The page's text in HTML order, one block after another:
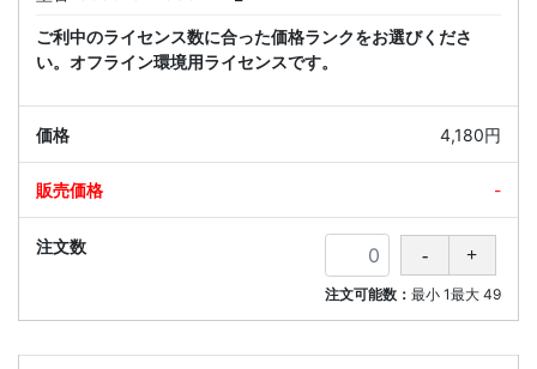
ご利中のライセンス数に合った価格ランクをお選びくださ
い。オフライン環境用ライセンスです。
4,180円
-
注文可能数： 最小 1最大 49